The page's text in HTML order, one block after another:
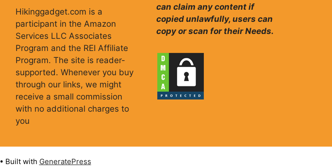
Hikinggadget.com is a
participant in the Amazon
Services LLC Associates
Program and the REI Affiliate
Program. The site is reader-
supported. Whenever you buy
through our links, we might
receive a small commission
with no additional charges to
you
can claim any content if
copied unlawfully, users can
copy or scan for their Needs.
• Built with GeneratePress